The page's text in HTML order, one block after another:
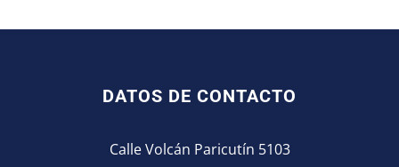
DATOS DE CONTACTO
Calle Volcán Paricutín 5103